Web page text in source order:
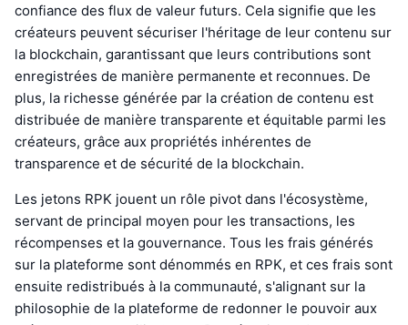
confiance des flux de valeur futurs. Cela signifie que les
créateurs peuvent sécuriser l'héritage de leur contenu sur
la blockchain, garantissant que leurs contributions sont
enregistrées de manière permanente et reconnues. De
plus, la richesse générée par la création de contenu est
distribuée de manière transparente et équitable parmi les
créateurs, grâce aux propriétés inhérentes de
transparence et de sécurité de la blockchain.
Les jetons RPK jouent un rôle pivot dans l'écosystème,
servant de principal moyen pour les transactions, les
récompenses et la gouvernance. Tous les frais générés
sur la plateforme sont dénommés en RPK, et ces frais sont
ensuite redistribués à la communauté, s'alignant sur la
philosophie de la plateforme de redonner le pouvoir aux